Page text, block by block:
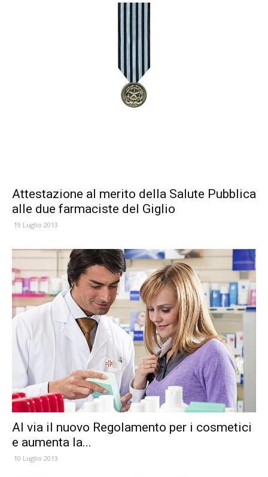
Attestazione al merito della Salute Pubblica
alle due farmaciste del Giglio
19 Luglio 2013
Al via il nuovo Regolamento per i cosmetici
e aumenta la...
10 Luglio 2013